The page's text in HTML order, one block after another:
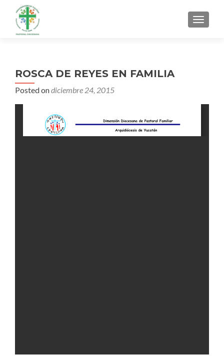
MENU
ROSCA DE REYES EN FAMILIA
Posted ondiciembre 24, 2015